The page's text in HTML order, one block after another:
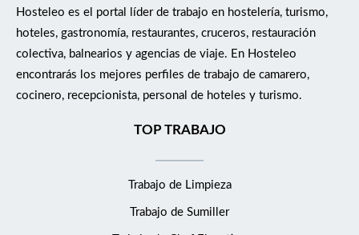
Hosteleo es el portal líder de trabajo en hostelería, turismo,
hoteles, gastronomía, restaurantes, cruceros, restauración
colectiva, balnearios y agencias de viaje. En Hosteleo
encontrarás los mejores perfiles de trabajo de camarero,
cocinero, recepcionista, personal de hoteles y turismo.
TOP TRABAJO
Trabajo de Limpieza
Trabajo de Sumiller